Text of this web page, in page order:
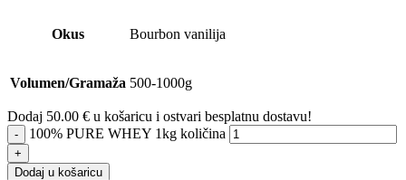
Okus Bourbon vanilija
Volumen/Gramaža 500-1000g
Dodaj 50.00 € u košaricu i ostvari besplatnu dostavu!
100% PURE WHEY 1kg količina
Dodaj u košaricu